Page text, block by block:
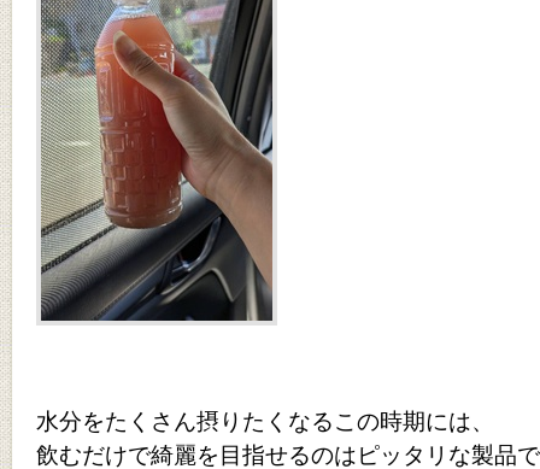
水分をたくさん摂りたくなるこの時期には、
飲むだけで綺麗を目指せるのはピッタリな製品